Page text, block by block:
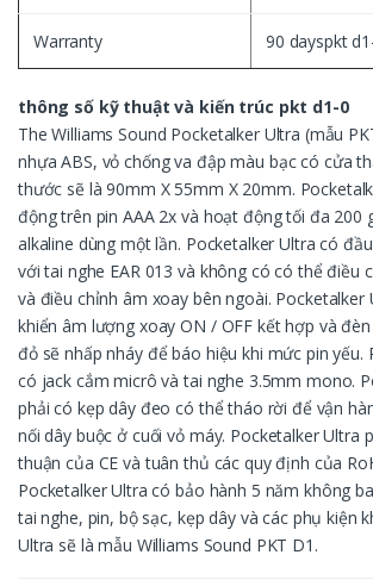
Warranty 90 dayspkt
thông số kỹ thuật và kiến ​​trúc pkt d1-0
The Williams Sound Pocketalker Ultra (mẫu
nhựa ABS, vỏ chống va đập màu bạc có cửa
thước sẽ là 90mm X 55mm X 20mm.
động trên pin AAA 2x và hoạt động tối đa 200
alkaline dùng một lần. Pocketalker Ultra có
với tai nghe EAR 013 và không có có thể điều
và điều chỉnh âm xoay bên ngoài. Pocketalker
khiển âm lượng xoay ON / OFF kết hợp và
đỏ sẽ nhấp nháy để báo hiệu khi mức pin yếu.
có jack cắm micrô và tai nghe 3.5mm mono.
phải có kẹp dây đeo có thể tháo rời để vận
nối dây buộc ở cuối vỏ máy. Pocketalker Ultra
thuận của CE và tuân thủ các quy định của
Pocketalker Ultra có bảo hành 5 năm không
tai nghe, pin, bộ sạc, kẹp dây và các phụ kiện
Ultra sẽ là mẫu Williams Sound PKT D1.